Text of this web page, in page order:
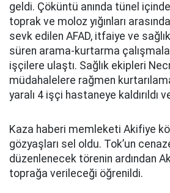
geldi. Çöküntü anında tünel
toprak ve moloz yığınları
sevk edilen AFAD, itfaiye ve
süren arama-kurtarma
işçilere ulaştı. Sağlık ekipleri
müdahalelere rağmen
yaralı 4 işçi hastaneye kaldırıldı
Kaza haberi memleketi Akifiye
gözyaşları sel oldu. Tok’un
düzenlenecek törenin ardından
toprağa verileceği öğrenildi.